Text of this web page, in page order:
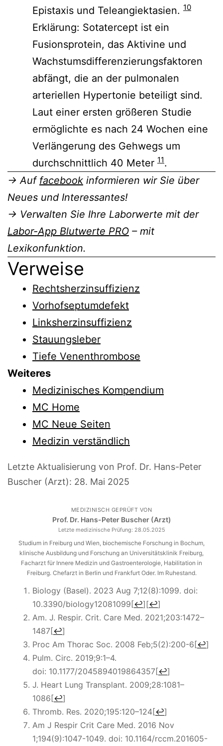
Epistaxis und Teleangiektasien. 10
Erklärung: Sotatercept ist ein
Fusionsprotein, das Aktivine und
Wachstumsdifferenzierungsfaktoren
abfängt, die an der pulmonalen
arteriellen Hypertonie beteiligt sind.
Laut einer ersten größeren Studie
ermöglichte es nach 24 Wochen eine
Verlängerung des Gehwegs um
durchschnittlich 40 Meter 11.
→ Auf facebook informieren wir Sie über
Neues und Interessantes!
→ Verwalten Sie Ihre Laborwerte mit der
Labor-App Blutwerte PRO – mit
Lexikonfunktion.
Verweise
Rechtsherzinsuffizienz
Vorhofseptumdefekt
Linksherzinsuffizienz
Stauungsleber
Tiefe Venenthrombose
Weiteres
Medizinisches Kompendium
MC Home
MC Neue Seiten
Medizin verständlich
Letzte Aktualisierung von Prof. Dr. Hans-Peter
Buscher (Arzt): 28. Mai 2025
MEDIZINISCH GEPRÜFT VON
Prof. Dr. Hans-Peter Buscher (Arzt)
Letzte medizinische Prüfung: 28.05.2025
Studium in Freiburg und Wien, biochemische Forschung in Bochum,
klinische Ausbildung und Forschung an Universitätsklinik Freiburg,
Facharzt für Innere Medizin und Gastroenterologie, Habilitation in
Freiburg. Chefarzt in Berlin und Frankfurt Oder. Im Ruhestand.
Biology (Basel). 2023 Aug 7;12(8):1099. doi:
10.3390/biology12081099[↩] [↩]
Am. J. Respir. Crit. Care Med. 2021;203:1472–
1487[↩]
Proc Am Thorac Soc. 2008 Feb;5(2):200-6[↩]
Pulm. Circ. 2019;9:1–4.
doi: 10.1177/2045894019864357[↩]
J. Heart Lung Transplant. 2009;28:1081–
1086[↩]
Thromb. Res. 2020;195:120–124[↩]
Am J Respir Crit Care Med. 2016 Nov
1;194(9):1047-1049. doi: 10.1164/rccm.201605-